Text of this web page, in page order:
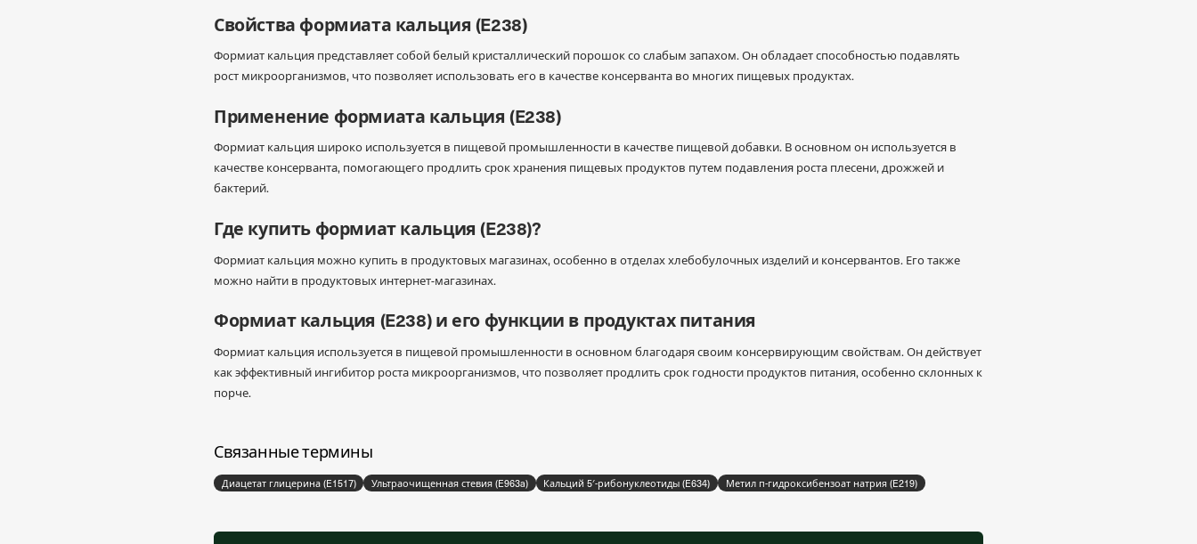
Свойства формиата кальция (E238)
Формиат кальция представляет собой белый кристаллический порошок со слабым запахом. Он обладает способностью подавлять
рост микроорганизмов, что позволяет использовать его в качестве консерванта во многих пищевых продуктах.
Применение формиата кальция (E238)
Формиат кальция широко используется в пищевой промышленности в качестве пищевой добавки. В основном он используется в
качестве консерванта, помогающего продлить срок хранения пищевых продуктов путем подавления роста плесени, дрожжей и
бактерий.
Где купить формиат кальция (E238)?
Формиат кальция можно купить в продуктовых магазинах, особенно в отделах хлебобулочных изделий и консервантов. Его также
можно найти в продуктовых интернет-магазинах.
Формиат кальция (E238) и его функции в продуктах питания
Формиат кальция используется в пищевой промышленности в основном благодаря своим консервирующим свойствам. Он действует
как эффективный ингибитор роста микроорганизмов, что позволяет продлить срок годности продуктов питания, особенно склонных к
порче.
Связанные термины
Диацетат глицерина (E1517) Ультраочищенная стевия (E963a) Кальций 5′-рибонуклеотиды (E634) Метил п-гидроксибензоат натрия (E219)